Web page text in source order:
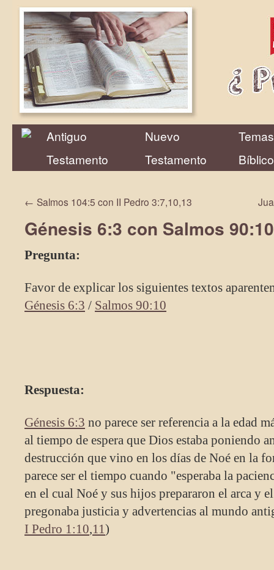
Antiguo
Testamento
Nuevo
Testamento
Temas
← Salmos 104:5 con II Pedro 3:7,10,13
Génesis 6:3 con Salmos 90:10
Pregunta:
Favor de explicar los siguientes textos
Génesis 6:3 / Salmos 90:10
Respuesta:
Génesis 6:3 no parece ser referencia a la edad
al tiempo de espera que Dios estaba poniendo
destrucción que vino en los días de Noé en la
parece ser el tiempo cuando "esperaba la
en el cual Noé y sus hijos prepararon el arca y
pregonaba justicia y advertencias al mundo
I Pedro 1:10,11)